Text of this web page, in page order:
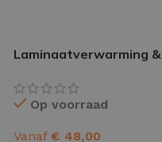
Laminaatverwarming
Op voorraad
Vanaf € 48,00